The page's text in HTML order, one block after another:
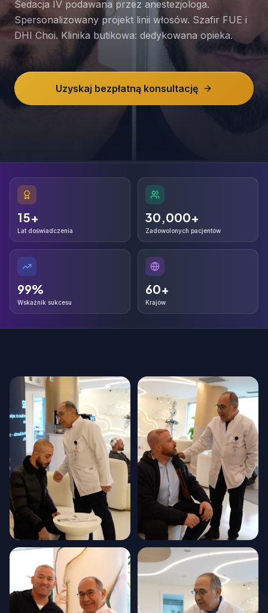
Sedacja IV podawana przez anestezjologa.
Spersonalizowany projekt linii włosów. Szafir FUE i
DHI Choi. Klinika butikowa: dedykowana opieka.
Uzyskaj bezpłatną konsultację
15+
Lat doświadczenia
30,000+
Zadowolonych pacjentów
99%
Wskaźnik sukcesu
60+
Krajów